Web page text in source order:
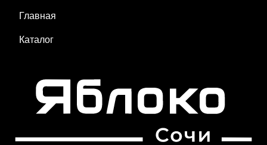
Главная
Каталог